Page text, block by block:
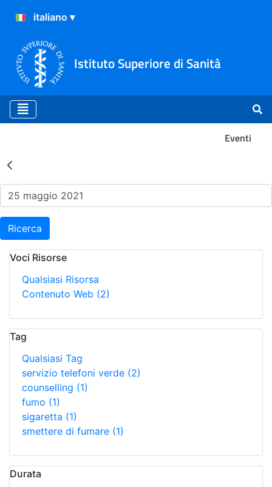
Istituto Superiore di Sanità
Eventi
Risultati della Ricerca -
Ricerca
Voci Risorse
Qualsiasi Risorsa
Contenuto Web (2)
Tag
Qualsiasi Tag
servizio telefoni verde (2)
counselling (1)
fumo (1)
sigaretta (1)
smettere di fumare (1)
Durata